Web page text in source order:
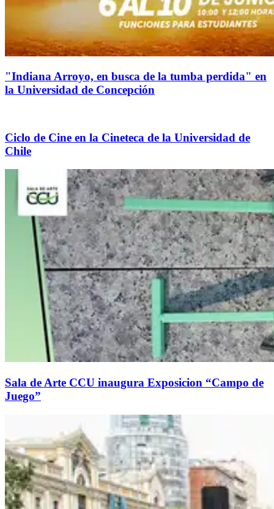
"Indiana Arroyo, en busca de la tumba perdida" en
la Universidad de Concepción
Ciclo de Cine en la Cineteca de la Universidad de
Chile
Sala de Arte CCU inaugura Exposicion “Campo de
Juego”